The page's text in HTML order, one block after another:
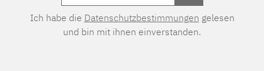
Ich habe die Datenschutzbestimmungen gelesen
und bin mit ihnen einverstanden.